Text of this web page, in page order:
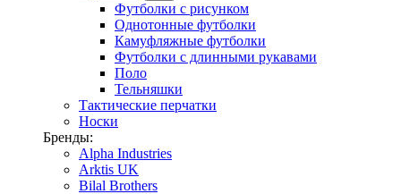
Футболки с рисунком
Однотонные футболки
Камуфляжные футболки
Футболки с длинными рукавами
Поло
Тельняшки
Тактические перчатки
Носки
Бренды:
Alpha Industries
Arktis UK
Bilal Brothers